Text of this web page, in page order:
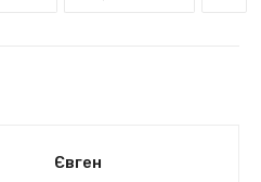
Євген